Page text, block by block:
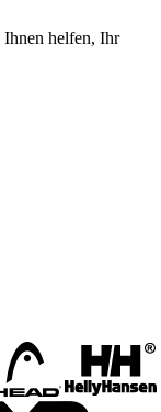
Ihnen helfen, Ihr